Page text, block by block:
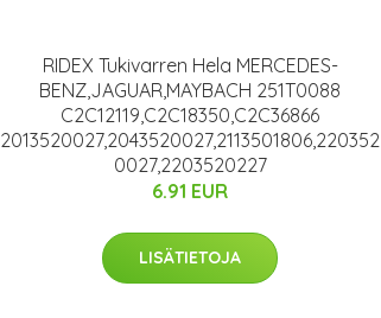
RIDEX Tukivarren Hela MERCEDES-
BENZ,JAGUAR,MAYBACH 251T0088
C2C12119,C2C18350,C2C36866
2013520027,2043520027,2113501806,220352
0027,2203520227
6.91 EUR
LISÄTIETOJA